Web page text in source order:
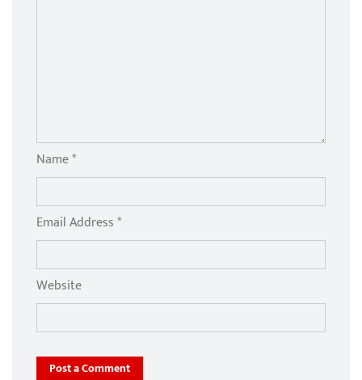
Name *
Email Address *
Website
Post a Comment